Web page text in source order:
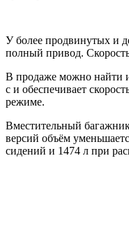
У более продвинутых и
полный привод.
В продаже можно найти
с и обеспечивает
режиме.
Вместительный
версий объём
сидений и 1474 л при